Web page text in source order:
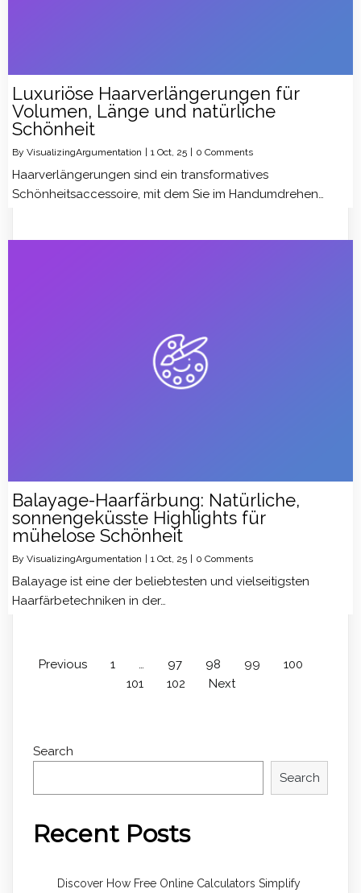
Luxuriöse Haarverlängerungen für
Volumen, Länge und natürliche
Schönheit
By VisualizingArgumentation 1 Oct, 25 0 Comments
Haarverlängerungen sind ein transformatives
Schönheitsaccessoire, mit dem Sie im Handumdrehen…
Balayage-Haarfärbung: Natürliche,
sonnengeküsste Highlights für
mühelose Schönheit
By VisualizingArgumentation 1 Oct, 25 0 Comments
Balayage ist eine der beliebtesten und vielseitigsten
Haarfärbetechniken in der…
Previous 1 … 97 98 99
100
101
102 Next
Search
Search
Recent Posts
Discover How Free Online Calculators Simplify